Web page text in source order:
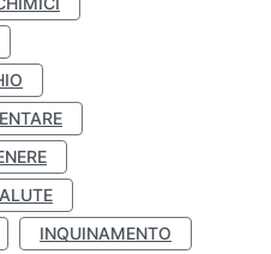
INQUINAMENTO